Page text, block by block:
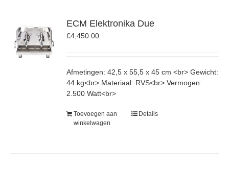
ECM Elektronika Due
€4,450.00
Afmetingen: 42,5 x 55,5 x 45 cm <br> Gewicht:
44 kg<br> Materiaal: RVS<br> Vermogen:
2.500 Watt<br>
Toevoegen aan
winkelwagen
Details